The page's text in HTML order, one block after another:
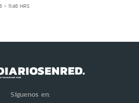
11:46 HRS
Síguenos en: